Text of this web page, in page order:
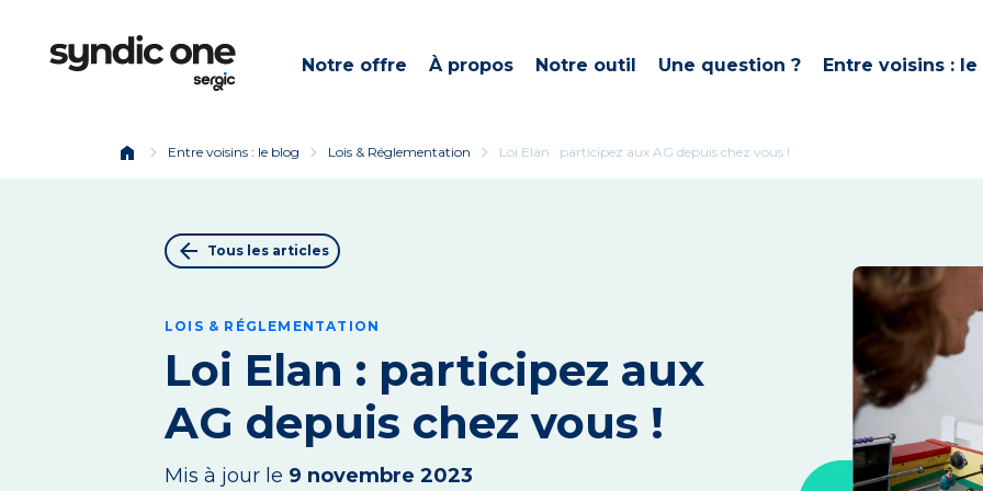
Notre offre À propos Notre outil Une question ? Entre voisins :
home chevron_right Entre voisins : le blog chevron_right Lois & Réglementation chevron_right Loi Elan : participez aux AG depuis chez vous !
arrow_back Tous les articles
LOIS & RÉGLEMENTATION
Loi Elan : participez aux
AG depuis chez vous !
Mis à jour le 9 novembre 2023